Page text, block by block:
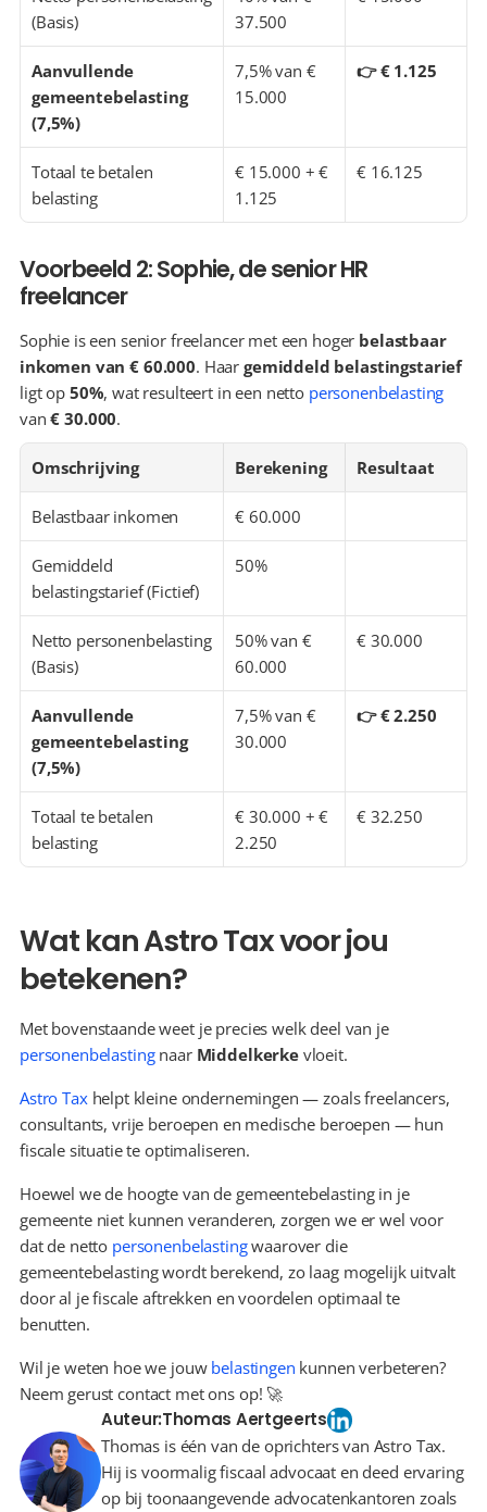
(Basis)
37.500
Aanvullende
gemeentebelasting
(7,5%)
7,5% van €
15.000
👉 € 1.125
Totaal te betalen
belasting
€ 15.000 + €
1.125
€ 16.125
Voorbeeld 2: Sophie, de senior HR
freelancer
Sophie is een senior freelancer met een hoger belastbaar
inkomen van € 60.000. Haar gemiddeld belastingstarief
ligt op 50%, wat resulteert in een netto personenbelasting
van € 30.000.
Omschrijving Berekening Resultaat
Belastbaar inkomen € 60.000
Gemiddeld
belastingstarief (Fictief)
50%
Netto personenbelasting
(Basis)
50% van €
60.000
€ 30.000
Aanvullende
gemeentebelasting
(7,5%)
7,5% van €
30.000
👉 € 2.250
Totaal te betalen
belasting
€ 30.000 + €
2.250
€ 32.250
Wat kan Astro Tax voor jou
betekenen?
Met bovenstaande weet je precies welk deel van je
personenbelasting naar Middelkerke vloeit.
Astro Tax helpt kleine ondernemingen — zoals freelancers,
consultants, vrije beroepen en medische beroepen — hun
fiscale situatie te optimaliseren.
Hoewel we de hoogte van de gemeentebelasting in je
gemeente niet kunnen veranderen, zorgen we er wel voor
dat de netto personenbelasting waarover die
gemeentebelasting wordt berekend, zo laag mogelijk uitvalt
door al je fiscale aftrekken en voordelen optimaal te
benutten.
Wil je weten hoe we jouw belastingen kunnen verbeteren?
Neem gerust contact met ons op! 🚀
Auteur:Thomas Aertgeerts
Thomas is één van de oprichters van Astro Tax.
Hij is voormalig fiscaal advocaat en deed ervaring
op bij toonaangevende advocatenkantoren zoals